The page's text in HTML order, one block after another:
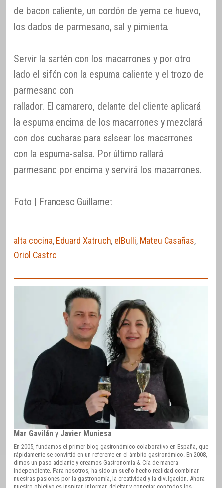
de bacon caliente, un cordón de yema de huevo,
los dados de parmesano, sal y pimienta.
Servir la sartén con los macarrones y por otro
lado el sifón con la espuma caliente y el trozo de
parmesano con
rallador. El camarero, delante del cliente aplicará
la espuma encima de los macarrones y mezclará
con dos cucharas para salsear los macarrones
con la espuma-salsa. Por último rallará
parmesano por encima y servirá los macarrones.
Foto | Francesc Guillamet
alta cocina, Eduard Xatruch, elBulli, Mateu Casañas,
Oriol Castro
Mar Gavilán y Javier Muniesa
En 2005, fundamos el primer blog gastronómico colaborativo en España, que
rápidamente se convirtió en un referente en el ámbito gastronómico. En 2008,
dimos un paso adelante y creamos Gastronomía & Cía de manera
independiente. Para nosotros, ha sido un sueño hecho realidad combinar
nuestras pasiones por la gastronomía, la creatividad y la divulgación. Ahora
nuestro objetivo es inspirar, informar, deleitar y conectar con todos los